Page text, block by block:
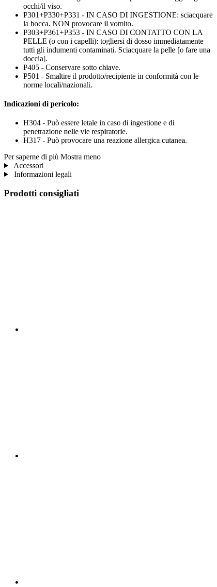
occhi/il viso.
P301+P330+P331 - IN CASO DI INGESTIONE: sciacquare
la bocca. NON provocare il vomito.
P303+P361+P353 - IN CASO DI CONTATTO CON LA
PELLE (o con i capelli): togliersi di dosso immediatamente
tutti gli indumenti contaminati. Sciacquare la pelle [o fare una
doccia].
P405 - Conservare sotto chiave.
P501 - Smaltire il prodotto/recipiente in conformità con le
norme locali/nazionali.
Indicazioni di pericolo:
H304 - Può essere letale in caso di ingestione e di
penetrazione nelle vie respiratorie.
H317 - Può provocare una reazione allergica cutanea.
Per saperne di più Mostra meno
Accessori
Informazioni legali
Prodotti consigliati